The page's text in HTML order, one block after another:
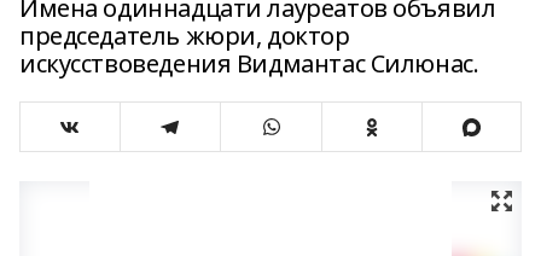
Имена одиннадцати лауреатов объявил
председатель жюри, доктор
искусствоведения Видмантас Силюнас.